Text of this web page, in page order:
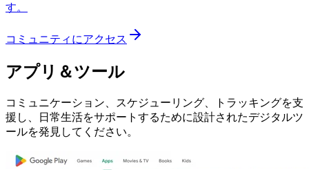
す。
コミュニティにアクセス
アプリ＆ツール
コミュニケーション、スケジューリング、トラッキングを支
援し、日常生活をサポートするために設計されたデジタルツ
ールを発見してください。